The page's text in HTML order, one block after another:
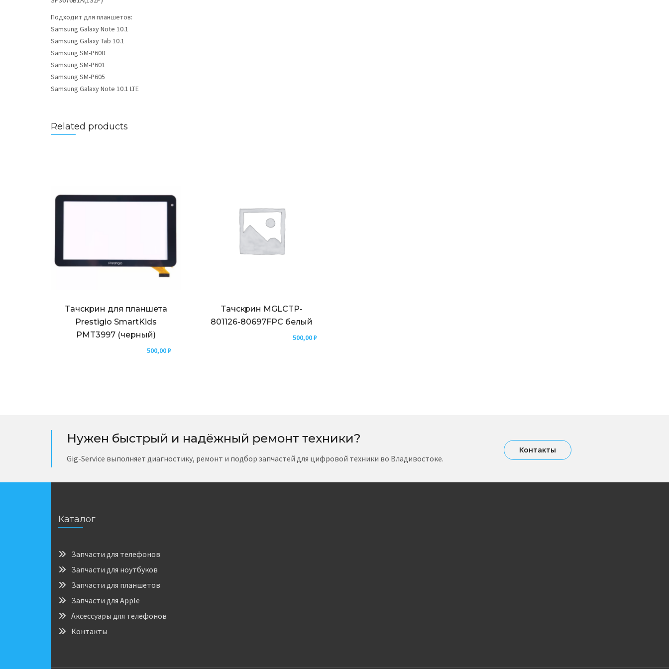
Подходит для планшетов:
Samsung Galaxy Note 10.1
Samsung Galaxy Tab 10.1
Samsung SM-P600
Samsung SM-P601
Samsung SM-P605
Samsung Galaxy Note 10.1 LTE
Related products
Тачскрин для планшета
Prestigio SmartKids
PMT3997 (черный)
500,00₽
Тачскрин MGLCTP-
801126-80697FPC белый
500,00₽
Нужен быстрый и надёжный ремонт техники?
Gig-Service выполняет диагностику, ремонт и подбор запчастей для цифровой техники во Владивостоке.
Контакты
Каталог
Запчасти для телефонов
Запчасти для ноутбуков
Запчасти для планшетов
Запчасти для Apple
Аксессуары для телефонов
Контакты